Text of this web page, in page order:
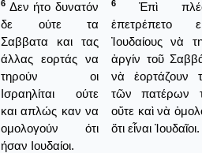
6 Δεν ήτο δυνατόν
δε ούτε τα
Σαββατα και τας
άλλας εορτάς να
τηρούν οι
Ισραηλίται ούτε
και απλώς καν να
ομολογούν ότι
ήσαν Ιουδαίοι.
6
Ἐπὶ
ἐπετρέπετο
Ἰουδαίους νὰ
ἀργίν τοῦ
νὰ ἐορτάζουν
τῶν πατέρων
οὔτε καὶ νὰ
ὅτι εἶναι Ἰουδαῖοι.